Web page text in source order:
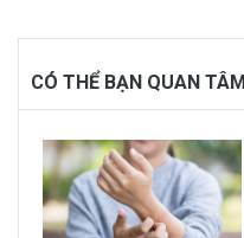
CÓ THỂ BẠN QUAN TÂM